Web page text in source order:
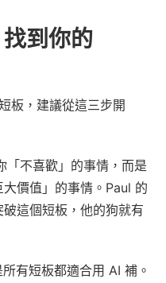
到你的
板，建議從這三步開
「不喜歡」的事情，而是
價值」的事情。Paul 的
這個短板，他的狗就有
所有短板都適合用 AI 補。